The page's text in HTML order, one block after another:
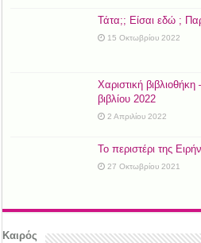
Τάτα;; Είσαι εδώ ;
15 Οκτωβρίου 2022
Χαριστική
βιβλίου 2022
2 Απριλίου 2022
Το περιστέρι της
27 Οκτωβρίου 2021
Καιρός